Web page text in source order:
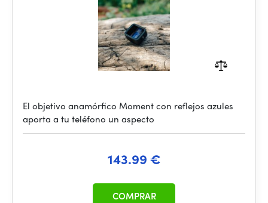
El objetivo anamórfico Moment con reflejos azules
aporta a tu teléfono un aspecto
143.99 €
COMPRAR